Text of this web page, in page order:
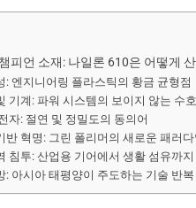
피언 소재: 나일론 610은 어떻게
: 엔지니어링 플라스틱의 황금 균형점
기계: 파워 시스템의 보이지 않는 수
자: 절연 및 정밀도의 동의어
반 혁명: 그린 폴리머의 새로운 패러다
침투: 산업용 기어에서 생활 섬유까지
: 아시아 태평양이 주도하는 기술 반복